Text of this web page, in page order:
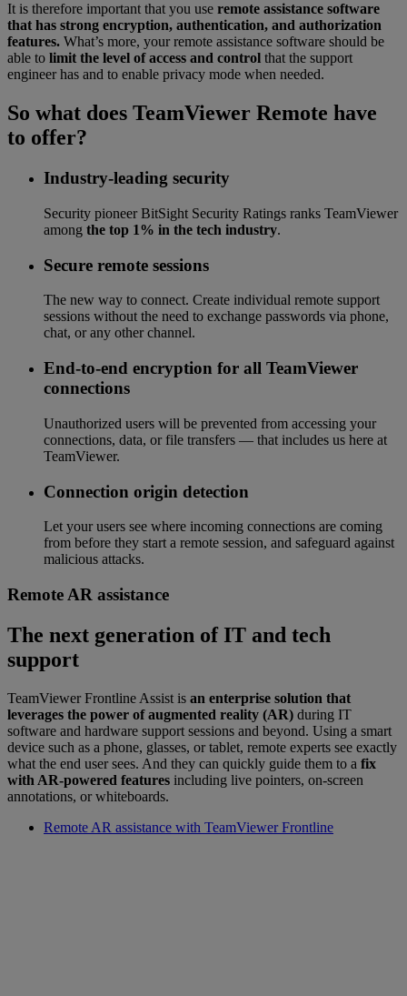
It is therefore important that you use remote assistance software
that has strong encryption, authentication, and authorization
features. What’s more, your remote assistance software should be
able to limit the level of access and control that the support
engineer has and to enable privacy mode when needed.
So what does TeamViewer Remote have
to offer?
Industry-leading security
Security pioneer BitSight Security Ratings ranks TeamViewer
among the top 1% in the tech industry.
Secure remote sessions
The new way to connect. Create individual remote support
sessions without the need to exchange passwords via phone,
chat, or any other channel.
End-to-end encryption for all TeamViewer
connections
Unauthorized users will be prevented from accessing your
connections, data, or file transfers — that includes us here at
TeamViewer.
Connection origin detection
Let your users see where incoming connections are coming
from before they start a remote session, and safeguard against
malicious attacks.
Remote AR assistance
The next generation of IT and tech
support
TeamViewer Frontline Assist is an enterprise solution that
leverages the power of augmented reality (AR) during IT
software and hardware support sessions and beyond. Using a smart
device such as a phone, glasses, or tablet, remote experts see exactly
what the end user sees. And they can quickly guide them to a fix
with AR-powered features including live pointers, on-screen
annotations, or whiteboards.
Remote AR assistance with TeamViewer Frontline